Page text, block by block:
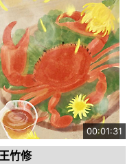
00:01:31
竹修